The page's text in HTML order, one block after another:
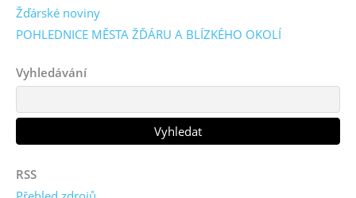
Žďárské noviny
POHLEDNICE MĚSTA ŽĎÁRU A BLÍZKÉHO OKOLÍ
Vyhledávání
RSS